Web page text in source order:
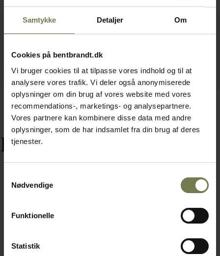
Samtykke Detaljer Om
Cookies på bentbrandt.dk
Vi bruger cookies til at tilpasse vores indhold og til at
analysere vores trafik. Vi deler også anonymiserede
oplysninger om din brug af vores website med vores
recommendations-, marketings- og analysepartnere.
Vores partnere kan kombinere disse data med andre
oplysninger, som de har indsamlet fra din brug af deres
tjenester.
Nødvendige
Funktionelle
Statistik
Relaterede varer